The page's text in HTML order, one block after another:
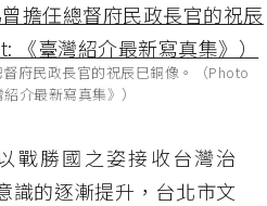
府民政長官的祝辰巳銅像。（Photo
介最新寫真集》）
戰勝國之姿接收台灣治
識的逐漸提升，台北市文